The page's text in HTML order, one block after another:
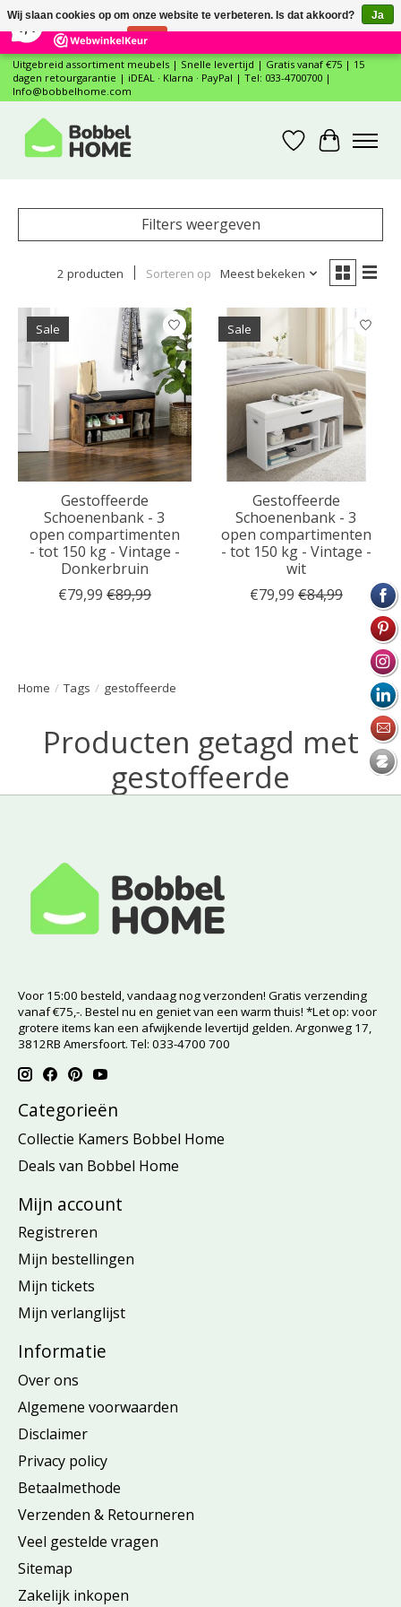
12 Reviews ×
Uitgebreid assortiment meubels | Snelle levertijd | Gratis vanaf €75 | 15
dagen retourgarantie | iDEAL · Klarna · PayPal | Tel: 033-4700700 |
Info@bobbelhome.com
Verlanglijst
Home / Tags / gestoffeerde
Producten getagd met
gestoffeerde
Filters weergeven
2 producten Sorteren op Meest bekeken
Sale
Gestoffeerde
Schoenenbank - 3
open compartimenten
- tot 150 kg - Vintage -
Donkerbruin
€79,99 €89,99
Sale
Gestoffeerde
Schoenenbank - 3
open compartimenten
- tot 150 kg - Vintage -
wit
€79,99 €84,99
Voor 15:00 besteld, vandaag nog verzonden! Gratis verzending
vanaf €75,-. Bestel nu en geniet van een warm thuis! *Let op: voor
grotere items kan een afwijkende levertijd gelden. Argonweg 17,
3812RB Amersfoort. Tel: 033-4700 700
Categorieën
Collectie Kamers Bobbel Home
Deals van Bobbel Home
Mijn account
Registreren
Mijn bestellingen
Mijn tickets
Mijn verlanglijst
Informatie
Over ons
Algemene voorwaarden
Disclaimer
Privacy policy
Betaalmethode
Verzenden & Retourneren
Veel gestelde vragen
Sitemap
Zakelijk inkopen
Wij slaan cookies op om onze website te verbeteren. Is dat akkoord?
Ja
Nee